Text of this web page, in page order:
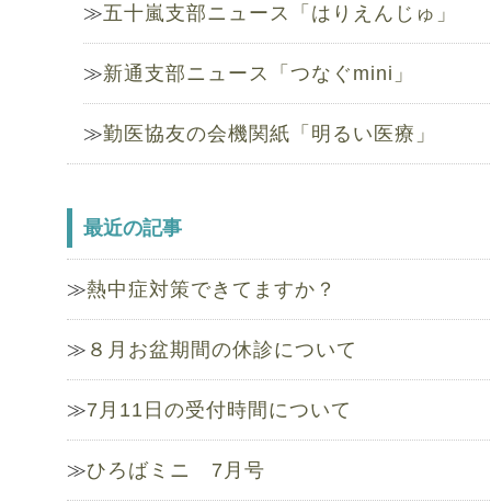
五十嵐支部ニュース「はりえんじゅ」
新通支部ニュース「つなぐmini」
勤医協友の会機関紙「明るい医療」
最近の記事
熱中症対策できてますか？
８月お盆期間の休診について
7月11日の受付時間について
ひろばミニ 7月号